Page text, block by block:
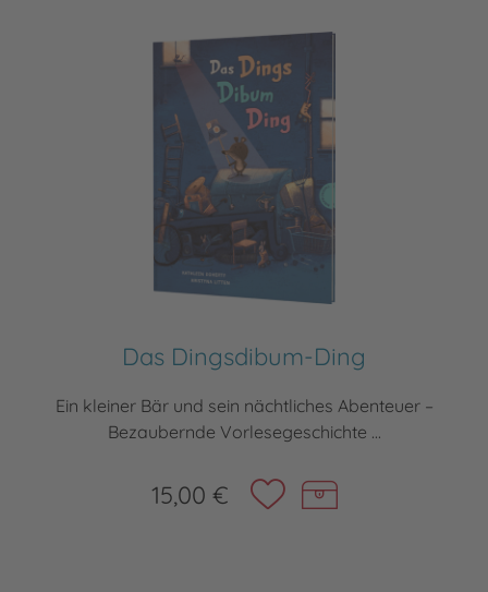
Das Dingsdibum-Ding
Ein kleiner Bär und sein nächtliches Abenteuer –
Bezaubernde Vorlesegeschichte ...
15,00 €